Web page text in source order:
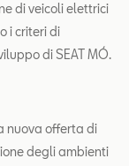
di veicoli elettrici
i criteri di
di SEAT MÓ.
nuova offerta di
degli ambienti